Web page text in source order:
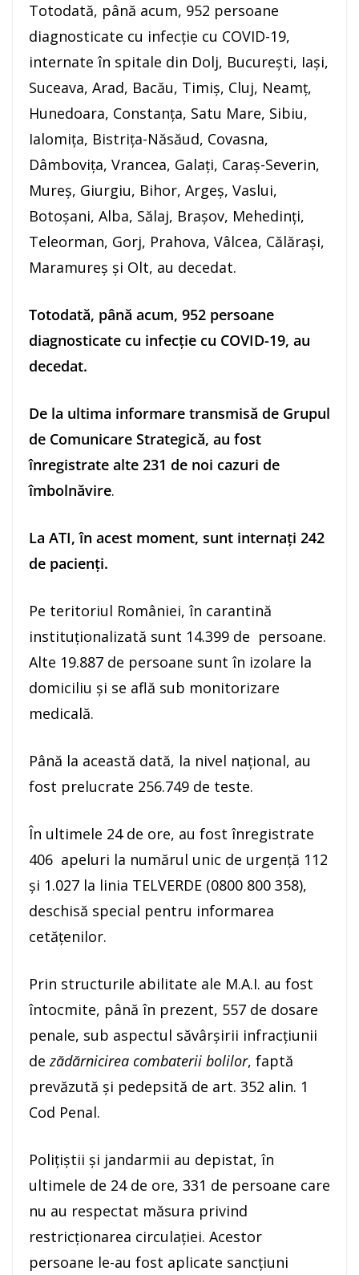
Totodată, până acum, 952 persoane
diagnosticate cu infecție cu COVID-19,
internate în spitale din Dolj, București, Iași,
Suceava, Arad, Bacău, Timiș, Cluj, Neamț,
Hunedoara, Constanța, Satu Mare, Sibiu,
Ialomița, Bistrița-Năsăud, Covasna,
Dâmbovița, Vrancea, Galați, Caraș-Severin,
Mureș, Giurgiu, Bihor, Argeș, Vaslui,
Botoșani, Alba, Sălaj, Brașov, Mehedinți,
Teleorman, Gorj, Prahova, Vâlcea, Călărași,
Maramureș și Olt, au decedat.
Totodată, până acum, 952 persoane
diagnosticate cu infecție cu COVID-19, au
decedat.
De la ultima informare transmisă de Grupul
de Comunicare Strategică, au fost
înregistrate alte 231 de noi cazuri de
îmbolnăvire.
La ATI, în acest moment, sunt internați 242
de pacienți.
Pe teritoriul României, în carantină
instituționalizată sunt 14.399 de persoane.
Alte 19.887 de persoane sunt în izolare la
domiciliu și se află sub monitorizare
medicală.
Până la această dată, la nivel național, au
fost prelucrate 256.749 de teste.
În ultimele 24 de ore, au fost înregistrate
406 apeluri la numărul unic de urgență 112
și 1.027 la linia TELVERDE (0800 800 358),
deschisă special pentru informarea
cetățenilor.
Prin structurile abilitate ale M.A.I. au fost
întocmite, până în prezent, 557 de dosare
penale, sub aspectul săvârșirii infracțiunii
dezădărnicirea combaterii bolilor, faptă
prevăzută şi pedepsită de art. 352 alin. 1
Cod Penal.
Polițiștii și jandarmii au depistat, în
ultimele de 24 de ore, 331 de persoane care
nu au respectat măsura privind
restricţionarea circulaţiei. Acestor
persoane le-au fost aplicate sancţiuni